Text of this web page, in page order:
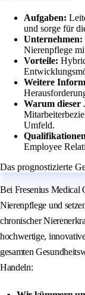
Aufgaben:
und sorge für
Unternehmen:
Nierenpflege
Vorteile:
Weitere
Warum dieser
Umfeld.
Employee
Das prognostizierte
Bei Fresenius Medical
Nierenpflege und
chronischer
hochwertige,
gesamten
Handeln: